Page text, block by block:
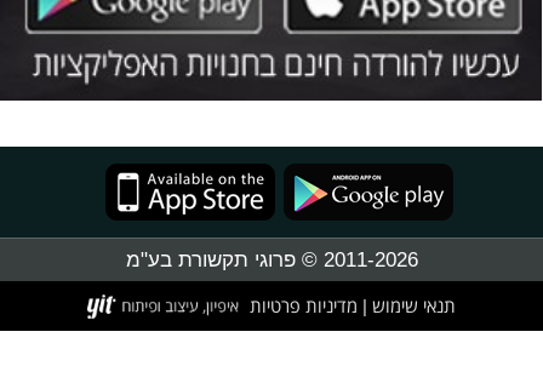
2011-2026 © פרוגי תקשורת בע"מ
תנאי שימוש מדיניות פרטיות